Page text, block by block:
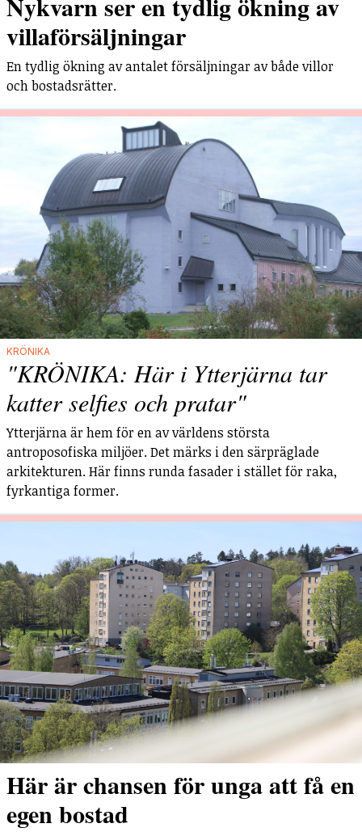
villaförsäljningar
En tydlig ökning av antalet försäljningar av både villor
och bostadsrätter.
KRÖNIKA
"KRÖNIKA: Här i Ytterjärna tar
katter selfies och pratar"
Ytterjärna är hem för en av världens största
antroposofiska miljöer. Det märks i den särpräglade
arkitekturen. Här finns runda fasader i stället för raka,
fyrkantiga former.
Här är chansen för unga att få en
egen bostad